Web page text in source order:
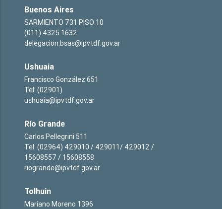
Buenos Aires
SARMIENTO 731 PISO 10
(011) 4325 1632
delegacion.bsas@ipvtdf.gov.ar
Ushuaia
Francisco González 651
Tel: (02901)
ushuaia@ipvtdf.gov.ar
Río Grande
Carlos Pellegrini 511
Tel: (02964) 429010 / 429011/ 429012 /
15608557 / 15608558
riogrande@ipvtdf.gov.ar
Tolhuin
Mariano Moreno 1396